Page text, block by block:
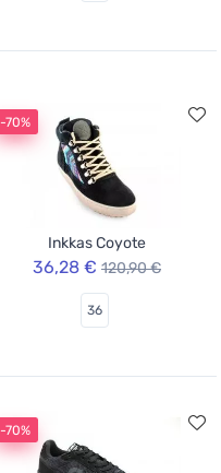
-70%
Inkkas Coyote
36,28 € 120,90 €
36
-70%